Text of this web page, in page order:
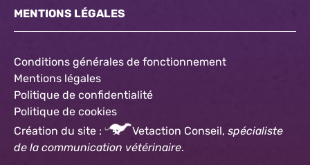
MENTIONS LÉGALES
Conditions générales de fonctionnement
Mentions légales
Politique de confidentialité
Politique de cookies
Création du site :
Vetaction Conseil, spécialiste
de la communication vétérinaire.